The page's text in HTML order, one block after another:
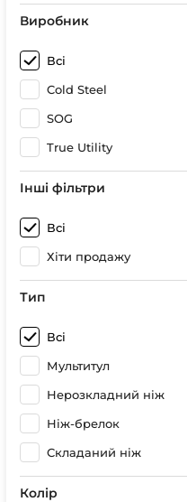
Виробник
Всі
Cold Steel
SOG
True Utility
Інші фільтри
Всі
Хіти продажу
Тип
Всі
Мультитул
Нерозкладний ніж
Ніж-брелок
Складаний ніж
Колір